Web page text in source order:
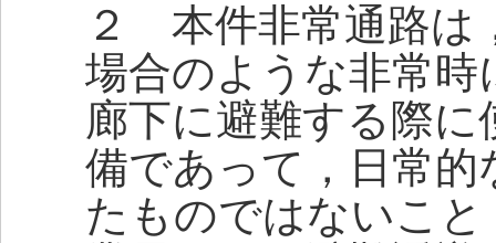
２ 本件非常通路は
場合のような非常
廊下に避難する際
備であって，日常
たものではないこ